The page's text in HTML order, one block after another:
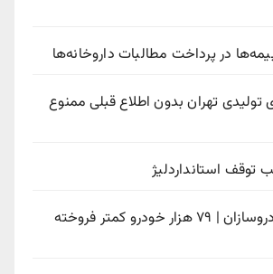
در پرداخت مطالبات داروخانه‌ها
تهران بدون اطلاع قبلی ممنوع
استانداردلیژ
سقوط فروش خودروسازان | ۷۹ هزار خودرو کمتر فروخته